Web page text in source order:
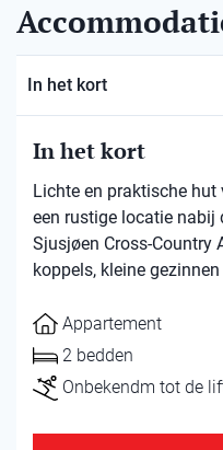
In het kort
In het kort
Lichte en praktische hut
een rustige locatie nabij
Sjusjøen Cross-Country
koppels, kleine
Appartement
2 bedden
Onbekendm tot de